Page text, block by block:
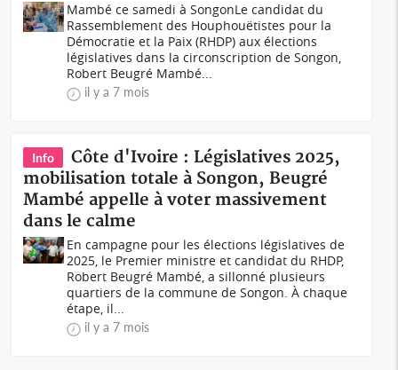
Mambé ce samedi à SongonLe candidat du
Rassemblement des Houphouëtistes pour la
Démocratie et la Paix (RHDP) aux élections
législatives dans la circonscription de Songon,
Robert Beugré Mambé...
il y a 7 mois
Info
Côte d'Ivoire : Législatives 2025,
mobilisation totale à Songon, Beugré
Mambé appelle à voter massivement
dans le calme
En campagne pour les élections législatives de
2025, le Premier ministre et candidat du RHDP,
Robert Beugré Mambé, a sillonné plusieurs
quartiers de la commune de Songon. À chaque
étape, il...
il y a 7 mois